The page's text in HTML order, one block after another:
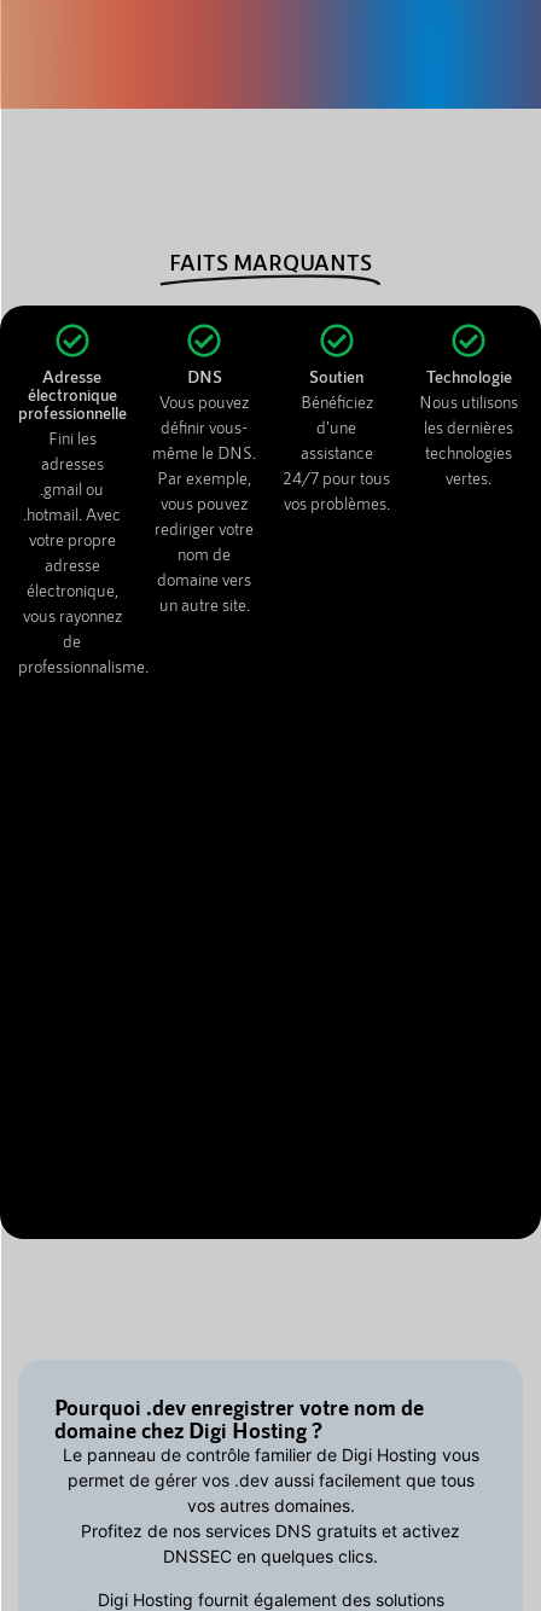
Adresse
électronique
professionnelle
Fini les
adresses
.gmail ou
.hotmail. Avec
votre propre
adresse
électronique,
vous rayonnez
de
professionnalisme.
DNS
Vous pouvez
définir vous-
même le DNS.
Par exemple,
vous pouvez
rediriger votre
nom de
domaine vers
un autre site.
Soutien
Bénéficiez
d'une
assistance
24/7 pour tous
vos problèmes.
Technologie
Nous utilisons
les dernières
technologies
vertes.
FAITS MARQUANTS
Pourquoi .dev enregistrer votre nom de
domaine chez Digi Hosting ?
Le panneau de contrôle familier de Digi Hosting vous
permet de gérer vos .dev aussi facilement que tous
vos autres domaines.
Profitez de nos services DNS gratuits et activez
DNSSEC en quelques clics.
Digi Hosting fournit également des solutions